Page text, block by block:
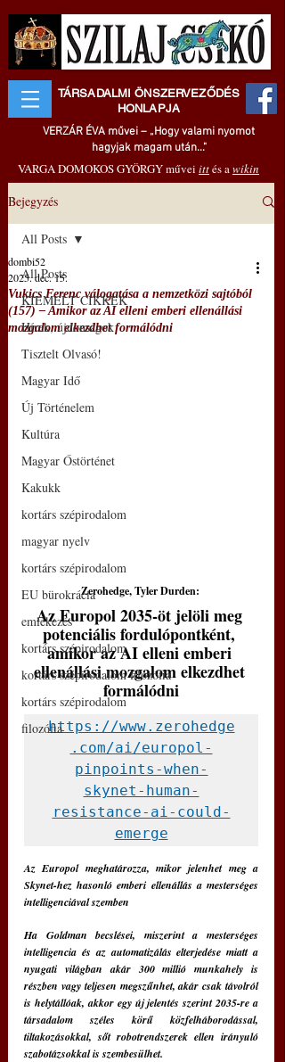
TÁRSADALMI ÖNSZERVEZŐDÉS
HONLAPJA
VERZÁR ÉVA művei – „Hogy valami nyomot
hagyjak magam után..."
VARGA DOMOKOS GYÖRGY művei ittés awikin
Bejegyzés
All Posts
KIEMELT CIKKEK
Hírek, újdonságok
Tisztelt Olvasó!
Magyar Idő
Új Történelem
Kultúra
Magyar Őstörténet
Kakukk
kortárs szépirodalom
magyar nyelv
kortárs szépirodalom
EU bürokrácia
emlékezés
kortárs szépirodalom
kortárs szépirodalom filozófia
kortárs szépirodalom
filozófia
All Posts
Vukics Ferenc válogatása a nemzetközi sajtóból
(157) ‒ Amikor az AI elleni emberi ellenállási
mozgalom elkezdhet formálódni
dombi52
2025. dec. 15.
Zerohedge, Tyler Durden:
Az Europol 2035-öt jelöli meg
potenciális fordulópontként,
amikor az AI elleni emberi
ellenállási mozgalom elkezdhet
formálódni
https://www.zerohedge
.com/ai/europol-
pinpoints-when-
skynet-human-
resistance-ai-could-
emerge
Az Europol meghatározza, mikor jelenhet meg a
Skynet-hez hasonló emberi ellenállás a mesterséges
intelligenciával szemben
Ha Goldman becslései, miszerint a mesterséges
intelligencia és az automatizálás elterjedése miatt a
nyugati világban akár 300 millió munkahely is
részben vagy teljesen megszűnhet, akár csak távolról
is helytállóak, akkor egy új jelentés szerint 2035-re a
társadalom széles körű közfelháborodással,
tiltakozásokkal, sőt robotrendszerek ellen irányuló
szabotázsokkal is szembesülhet.